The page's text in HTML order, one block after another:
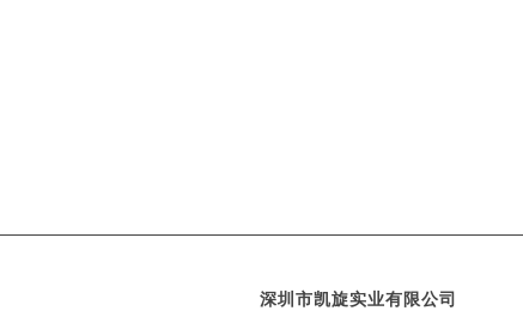
深圳市凯旋实业有限公司